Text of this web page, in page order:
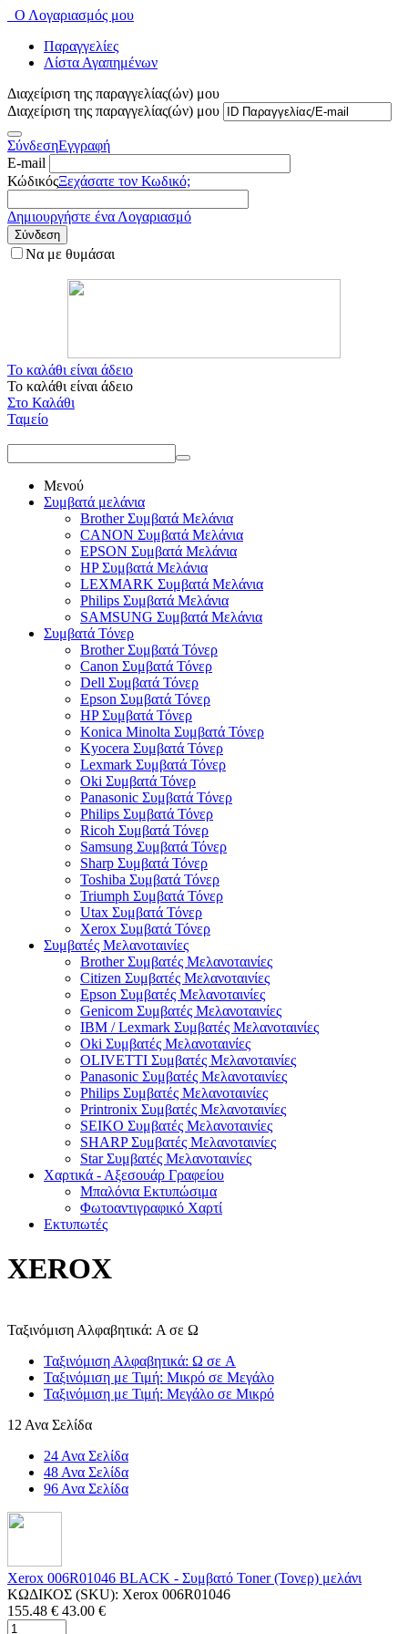
Ο Λογαριασμός μου
Παραγγελίες
Λίστα Αγαπημένων
Διαχείριση της παραγγελίας(ών) μου
Διαχείριση της παραγγελίας(ών) μου
ΣύνδεσηΕγγραφή
E-mail
ΚώδικόςΞεχάσατε τον Κωδικό;
Δημιουργήστε ένα Λογαριασμό
Σύνδεση
Να με θυμάσαι
Το καλάθι είναι άδειο
Το καλάθι είναι άδειο
Στο Καλάθι
Ταμείο
Μενού
Συμβατά μελάνια
Brother Συμβατά Μελάνια
CANON Συμβατά Μελάνια
EPSON Συμβατά Μελάνια
HP Συμβατά Μελάνια
LEXMARK Συμβατά Μελάνια
Philips Συμβατά Μελάνια
SAMSUNG Συμβατά Μελάνια
Συμβατά Τόνερ
Brother Συμβατά Τόνερ
Canon Συμβατά Τόνερ
Dell Συμβατά Τόνερ
Epson Συμβατά Τόνερ
HP Συμβατά Τόνερ
Konica Minolta Συμβατά Τόνερ
Kyocera Συμβατά Τόνερ
Lexmark Συμβατά Τόνερ
Oki Συμβατά Τόνερ
Panasonic Συμβατά Τόνερ
Philips Συμβατά Τόνερ
Ricoh Συμβατά Τόνερ
Samsung Συμβατά Τόνερ
Sharp Συμβατά Τόνερ
Toshiba Συμβατά Τόνερ
Triumph Συμβατά Τόνερ
Utax Συμβατά Τόνερ
Xerox Συμβατά Τόνερ
Συμβατές Μελανοταινίες
Brother Συμβατές Μελανοταινίες
Citizen Συμβατές Μελανοταινίες
Epson Συμβατές Μελανοταινίες
Genicom Συμβατές Μελανοταινίες
IBM / Lexmark Συμβατές Μελανοταινίες
Oki Συμβατές Μελανοταινίες
OLIVETTI Συμβατές Μελανοταινίες
Panasonic Συμβατές Μελανοταινίες
Philips Συμβατές Μελανοταινίες
Printronix Συμβατές Μελανοταινίες
SEIKO Συμβατές Μελανοταινίες
SHARP Συμβατές Μελανοταινίες
Star Συμβατές Μελανοταινίες
Χαρτικά - Αξεσουάρ Γραφείου
Μπαλόνια Εκτυπώσιμα
Φωτοαντιγραφικό Χαρτί
Εκτυπωτές
XEROX
Ταξινόμιση Αλφαβητικά: A σε Ω
Ταξινόμιση Αλφαβητικά: Ω σε A
Ταξινόμιση με Τιμή: Μικρό σε Μεγάλο
Ταξινόμιση με Τιμή: Μεγάλο σε Μικρό
12 Ανα Σελίδα
24 Ανα Σελίδα
48 Ανα Σελίδα
96 Ανα Σελίδα
Xerox 006R01046 BLACK - Συμβατό Toner (Τονερ) μελάνι
ΚΩΔΙΚΟΣ (SKU): Xerox 006R01046
155.48 € 43.00 €